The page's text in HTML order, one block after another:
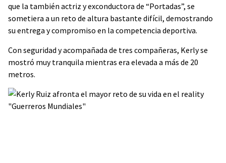
que la también actriz y exconductora de “Portadas”, se
sometiera a un reto de altura bastante difícil, demostrando
su entrega y compromiso en la competencia deportiva.
Con seguridad y acompañada de tres compañeras, Kerly se
mostró muy tranquila mientras era elevada a más de 20
metros.